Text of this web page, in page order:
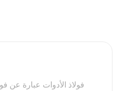
فولاذ الأدوات عبارة عن